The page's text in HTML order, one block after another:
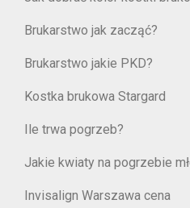
Brukarstwo jak zacząć?
Brukarstwo jakie PKD?
Kostka brukowa Stargard
Ile trwa pogrzeb?
Jakie kwiaty na pogrzebie
Invisalign Warszawa cena